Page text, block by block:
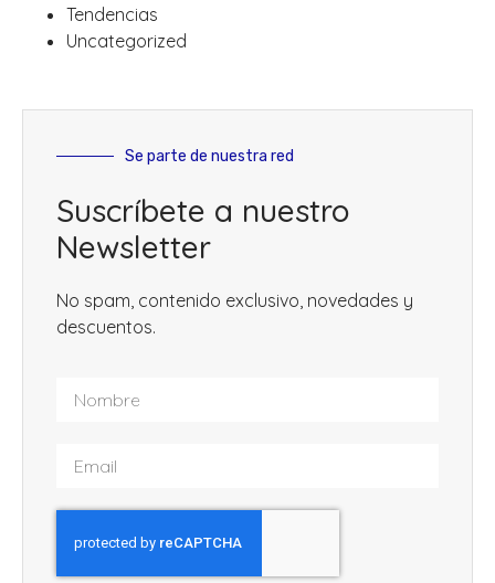
Tendencias
Uncategorized
Se parte de nuestra red
Suscríbete a nuestro
Newsletter
No spam, contenido exclusivo, novedades y
descuentos.